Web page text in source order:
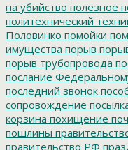
на убийство полезное
политехнический
Половинко помойки
имущества порыв
порыв трубопровода
послание
последний звонок
сопровождение
корзина похищение
пошлины
правительство РФ